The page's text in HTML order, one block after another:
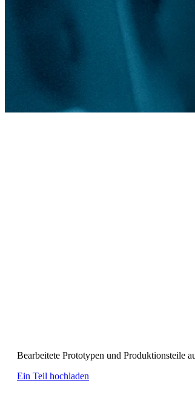
Bearbeitete Prototypen und Produktionsteile
Ein Teil hochladen